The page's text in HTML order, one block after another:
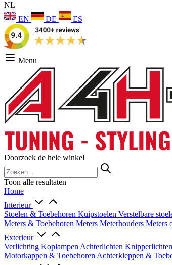
NL
EN
DE ES
Menu
Doorzoek de hele winkel
Toon alle resultaten
Home
Interieur
Stoelen & Toebehoren Kuipstoelen Verstelbare
Meters & Toebehoren Meters Meterhouders Meters
Exterieur
Verlichting Koplampen Achterlichten Knipperlichten
Motorkappen & Toebehoren Achterkleppen &